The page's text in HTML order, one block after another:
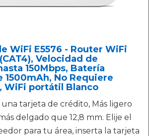
WiFi E5576 - Router WiFi
Velocidad de
150Mbps, Batería
1500mAh, No Requiere
WiFi portátil Blanco
tarjeta de crédito, Más ligero
delgado que 12,8 mm. Elije el
para tu área, inserta la tarjeta